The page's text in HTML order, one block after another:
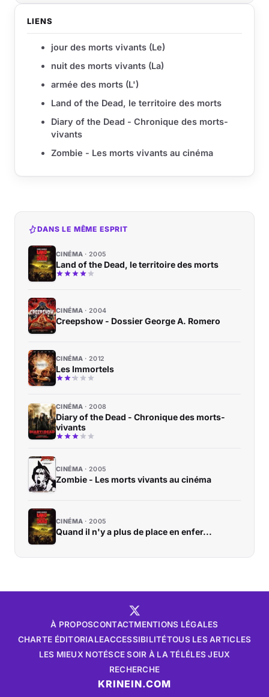
LIENS
jour des morts vivants (Le)
nuit des morts vivants (La)
armée des morts (L')
Land of the Dead, le territoire des morts
Diary of the Dead - Chronique des morts-
vivants
Zombie - Les morts vivants au cinéma
DANS LE MÊME ESPRIT
CINÉMA 2005
Land of the Dead, le territoire des morts
CINÉMA 2004
Creepshow - Dossier George A. Romero
CINÉMA 2012
Les Immortels
CINÉMA 2008
Diary of the Dead - Chronique des morts-
vivants
CINÉMA 2005
Zombie - Les morts vivants au cinéma
CINÉMA 2005
Quand il n'y a plus de place en enfer...
À PROPOSCONTACTMENTIONS LÉGALES
CHARTE ÉDITORIALEACCESSIBILITÉTOUS LES ARTICLES
LES MIEUX NOTÉSCE SOIR À LA TÉLÉLES JEUX
RECHERCHE
KRINEIN.COM